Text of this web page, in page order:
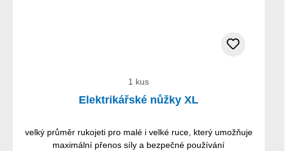
1 kus
Elektrikářské nůžky XL
velký průměr rukojeti pro malé i velké ruce, který umožňuje
maximální přenos síly a bezpečné používání